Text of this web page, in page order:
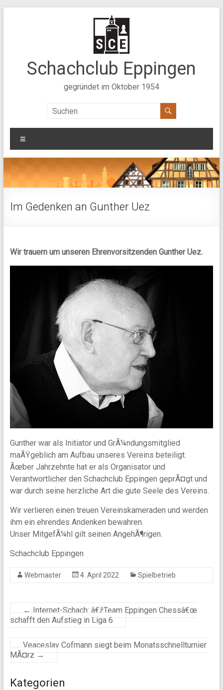
Schachclub Eppingen
gegründet im Oktober 1954
Im Gedenken an Gunther Uez
Wir trauern um unseren Ehrenvorsitzenden Gunther Uez.
Gunther war als Initiator und GrÃ¼ndungsmitglied
maÃŸgeblich am Aufbau unseres Vereins beteiligt.
Ãœber Jahrzehnte hat er als Organisator und
Verantwortlicher den Schachclub Eppingen geprÃ¤gt und
war durch seine herzliche Art die gute Seele des Vereins.
Wir verlieren einen treuen Vereinskameraden und werden
ihm ein ehrendes Andenken bewahren.
Unser MitgefÃ¼hl gilt seinen AngehÃ¶rigen.
Schachclub Eppingen
Webmaster 4. April 2022 Spielbetrieb
← Internet-Schach: â€žTeam Eppingen Chessâ€œ
schafft den Aufstieg in Liga 6
Veaceslav Cofmann siegt beim Monatsschnellturnier
MÃ¤rz →
Kategorien